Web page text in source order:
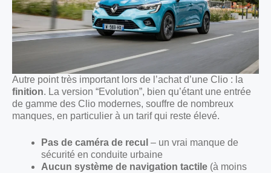
Autre point très important lors de l’achat d’une Clio : la
finition. La version “Evolution”, bien qu’étant une entrée
de gamme des Clio modernes, souffre de nombreux
manques, en particulier à un tarif qui reste élevé.
Pas de caméra de recul – un vrai manque de
sécurité en conduite urbaine
Aucun système de navigation tactile (à moins